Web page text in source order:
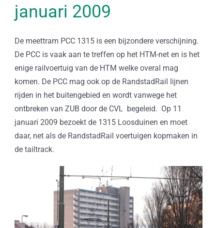
januari 2009
De meettram PCC 1315 is een bijzondere verschijning.
De PCC is vaak aan te treffen op het HTM-net en is het
enige railvoertuig van de HTM welke overal mag
komen. De PCC mag ook op de RandstadRail lijnen
rijden in het buitengebied en wordt vanwege het
ontbreken van ZUB door de CVL begeleid. Op 11
januari 2009 bezoekt de 1315 Loosduinen en moet
daar, net als de RandstadRail voertuigen kopmaken in
de tailtrack.